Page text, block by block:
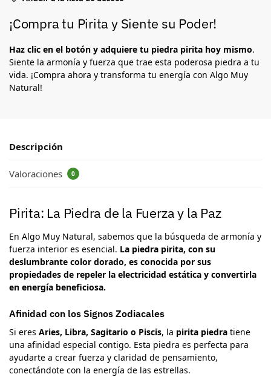
¡Compra tu Pirita y Siente su Poder!
Haz clic en el botón y adquiere tu piedra pirita hoy mismo.
Siente la armonía y fuerza que trae esta poderosa piedra a tu
vida. ¡Compra ahora y transforma tu energía con Algo Muy
Natural!
Descripción
Valoraciones 0
Pirita: La Piedra de la Fuerza y la Paz
En Algo Muy Natural, sabemos que la búsqueda de armonía y
fuerza interior es esencial. La piedra pirita, con su
deslumbrante color dorado, es conocida por sus
propiedades de repeler la electricidad estática y convertirla
en energía beneficiosa.
Afinidad con los Signos Zodiacales
Si eres Aries, Libra, Sagitario o Piscis, la pirita piedra tiene
una afinidad especial contigo. Esta piedra es perfecta para
ayudarte a crear fuerza y claridad de pensamiento,
conectándote con la energía de las estrellas.